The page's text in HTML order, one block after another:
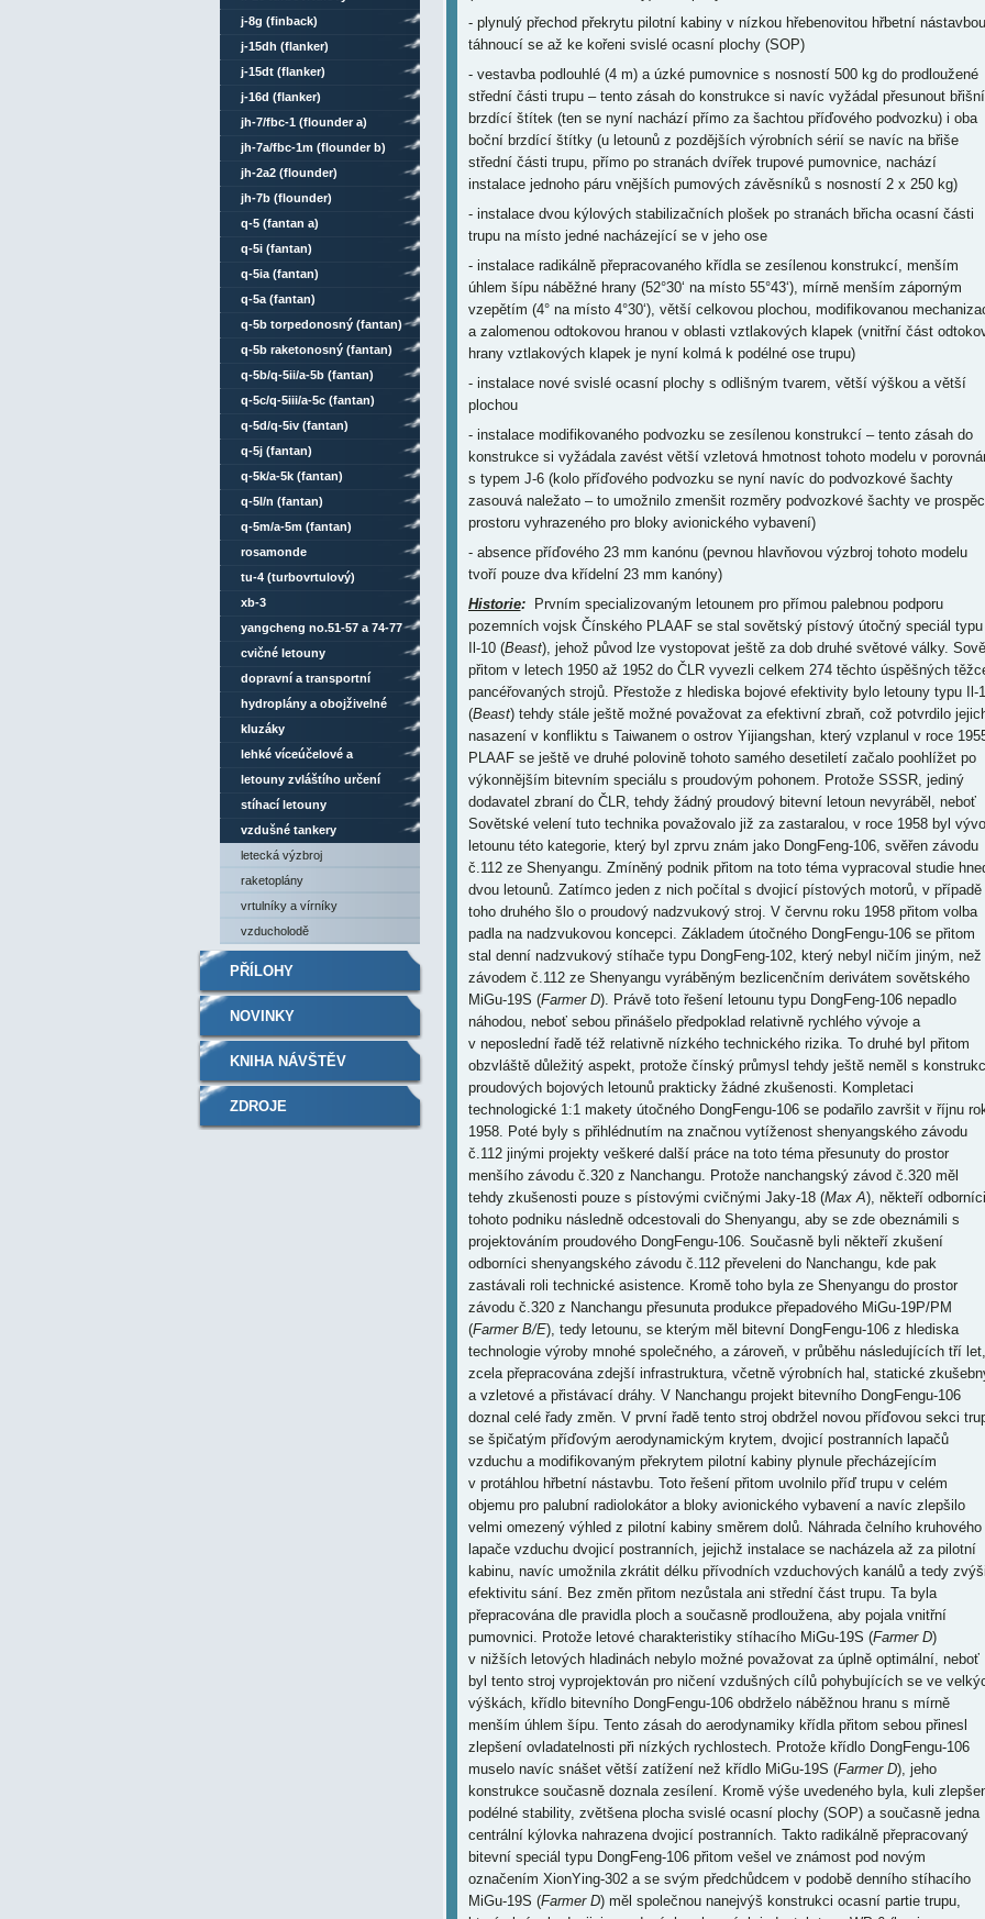
- plynulý přechod překrytu pilotní kabiny v nízkou hřebenovitou hřbetní nástavbou
táhnoucí se až ke kořeni svislé ocasní plochy (SOP)
- vestavba podlouhlé (4 m) a úzké pumovnice s nosností 500 kg do prodloužené
střední části trupu – tento zásah do konstrukce si navíc vyžádal přesunout břišní
brzdící štítek (ten se nyní nachází přímo za šachtou příďového podvozku) i oba
boční brzdící štítky (u letounů z pozdějších výrobních sérií se navíc na břiše
střední části trupu, přímo po stranách dvířek trupové pumovnice, nachází
instalace jednoho páru vnějších pumových závěsníků s nosností 2 x 250 kg)
- instalace dvou kýlových stabilizačních plošek po stranách břicha ocasní části
trupu na místo jedné nacházející se v jeho ose
- instalace radikálně přepracovaného křídla se zesílenou konstrukcí, menším
úhlem šípu náběžné hrany (52°30‘ na místo 55°43‘), mírně menším záporným
vzepětím (4° na místo 4°30‘), větší celkovou plochou, modifikovanou
a zalomenou odtokovou hranou v oblasti vztlakových klapek (vnitřní část
hrany vztlakových klapek je nyní kolmá k podélné ose trupu)
- instalace nové svislé ocasní plochy s odlišným tvarem, větší výškou a větší
plochou
- instalace modifikovaného podvozku se zesílenou konstrukcí – tento zásah do
konstrukce si vyžádala zavést větší vzletová hmotnost tohoto modelu v
s typem J-6 (kolo příďového podvozku se nyní navíc do podvozkové šachty
zasouvá naležato – to umožnilo zmenšit rozměry podvozkové šachty ve
prostoru vyhrazeného pro bloky avionického vybavení)
- absence příďového 23 mm kanónu (pevnou hlavňovou výzbroj tohoto modelu
tvoří pouze dva křídelní 23 mm kanóny)
Historie:Prvním specializovaným letounem pro přímou palebnou podporu
pozemních vojsk Čínského PLAAF se stal sovětský pístový útočný speciál typu
Il-10 (Beast), jehož původ lze vystopovat ještě za dob druhé světové války.
přitom v letech 1950 až 1952 do ČLR vyvezli celkem 274 těchto úspěšných
pancéřovaných strojů. Přestože z hlediska bojové efektivity bylo letouny typu Il-
(Beast) tehdy stále ještě možné považovat za efektivní zbraň, což potvrdilo
nasazení v konfliktu s Taiwanem o ostrov Yijiangshan, který vzplanul v roce
PLAAF se ještě ve druhé polovině tohoto samého desetiletí začalo poohlížet po
výkonnějším bitevním speciálu s proudovým pohonem. Protože SSSR, jediný
dodavatel zbraní do ČLR, tehdy žádný proudový bitevní letoun nevyráběl, neboť
Sovětské velení tuto technika považovalo již za zastaralou, v roce 1958 byl
letounu této kategorie, který byl zprvu znám jako DongFeng-106, svěřen závodu
č.112 ze Shenyangu. Zmíněný podnik přitom na toto téma vypracoval studie
dvou letounů. Zatímco jeden z nich počítal s dvojicí pístových motorů, v případě
toho druhého šlo o proudový nadzvukový stroj. V červnu roku 1958 přitom volba
padla na nadzvukovou koncepci. Základem útočného DongFengu-106 se přitom
stal denní nadzvukový stíhače typu DongFeng-102, který nebyl ničím jiným, než
závodem č.112 ze Shenyangu vyráběným bezlicenčním derivátem sovětského
MiGu-19S (Farmer D). Právě toto řešení letounu typu DongFeng-106 nepadlo
náhodou, neboť sebou přinášelo předpoklad relativně rychlého vývoje a
v neposlední řadě též relativně nízkého technického rizika. To druhé byl přitom
obzvláště důležitý aspekt, protože čínský průmysl tehdy ještě neměl s
proudových bojových letounů prakticky žádné zkušenosti. Kompletaci
technologické 1:1 makety útočného DongFengu-106 se podařilo završit v říjnu
1958. Poté byly s přihlédnutím na značnou vytíženost shenyangského závodu
č.112 jinými projekty veškeré další práce na toto téma přesunuty do prostor
menšího závodu č.320 z Nanchangu. Protože nanchangský závod č.320 měl
tehdy zkušenosti pouze s pístovými cvičnými Jaky-18 (Max A), někteří odborníci
tohoto podniku následně odcestovali do Shenyangu, aby se zde obeznámili s
projektováním proudového DongFengu-106. Současně byli někteří zkušení
odborníci shenyangského závodu č.112 převeleni do Nanchangu, kde pak
zastávali roli technické asistence. Kromě toho byla ze Shenyangu do prostor
závodu č.320 z Nanchangu přesunuta produkce přepadového MiGu-19P/PM
(Farmer B/E), tedy letounu, se kterým měl bitevní DongFengu-106 z hlediska
technologie výroby mnohé společného, a zároveň, v průběhu následujících tří let,
zcela přepracována zdejší infrastruktura, včetně výrobních hal, statické
a vzletové a přistávací dráhy. V Nanchangu projekt bitevního DongFengu-106
doznal celé řady změn. V první řadě tento stroj obdržel novou příďovou sekci
se špičatým příďovým aerodynamickým krytem, dvojicí postranních lapačů
vzduchu a modifikovaným překrytem pilotní kabiny plynule přecházejícím
v protáhlou hřbetní nástavbu. Toto řešení přitom uvolnilo příď trupu v celém
objemu pro palubní radiolokátor a bloky avionického vybavení a navíc zlepšilo
velmi omezený výhled z pilotní kabiny směrem dolů. Náhrada čelního kruhového
lapače vzduchu dvojicí postranních, jejichž instalace se nacházela až za pilotní
kabinu, navíc umožnila zkrátit délku přívodních vzduchových kanálů a tedy
efektivitu sání. Bez změn přitom nezůstala ani střední část trupu. Ta byla
přepracována dle pravidla ploch a současně prodloužena, aby pojala vnitřní
pumovnici. Protože letové charakteristiky stíhacího MiGu-19S (Farmer D)
v nižších letových hladinách nebylo možné považovat za úplně optimální, neboť
byl tento stroj vyprojektován pro ničení vzdušných cílů pohybujících se ve
výškách, křídlo bitevního DongFengu-106 obdrželo náběžnou hranu s mírně
menším úhlem šípu. Tento zásah do aerodynamiky křídla přitom sebou přinesl
zlepšení ovladatelnosti při nízkých rychlostech. Protože křídlo DongFengu-106
muselo navíc snášet větší zatížení než křídlo MiGu-19S (Farmer D), jeho
konstrukce současně doznala zesílení. Kromě výše uvedeného byla, kuli
podélné stability, zvětšena plocha svislé ocasní plochy (SOP) a současně jedna
centrální kýlovka nahrazena dvojicí postranních. Takto radikálně přepracovaný
bitevní speciál typu DongFeng-106 přitom vešel ve známost pod novým
označením XionYing-302 a se svým předchůdcem v podobě denního stíhacího
MiGu-19S (Farmer D) měl společnou nanejvýš konstrukci ocasní partie trupu,
j-8g (finback)
j-15dh (flanker)
j-15dt (flanker)
j-16d (flanker)
jh-7/fbc-1 (flounder a)
jh-7a/fbc-1m (flounder b)
jh-2a2 (flounder)
jh-7b (flounder)
q-5 (fantan a)
q-5i (fantan)
q-5ia (fantan)
q-5a (fantan)
q-5b torpedonosný (fantan)
q-5b raketonosný (fantan)
q-5b/q-5ii/a-5b (fantan)
q-5c/q-5iii/a-5c (fantan)
q-5d/q-5iv (fantan)
q-5j (fantan)
q-5k/a-5k (fantan)
q-5l/n (fantan)
q-5m/a-5m (fantan)
rosamonde
tu-4 (turbovrtulový)
xb-3
yangcheng no.51-57 a 74-77
cvičné letouny
dopravní a transportní
letouny
hydroplány a obojživelné
letouny
kluzáky
lehké víceúčelové a
sportovní letouny
letouny zvláštího určení
stíhací letouny
vzdušné tankery
letecká výzbroj
raketoplány
vrtulníky a vírníky
vzducholodě
PŘÍLOHY
NOVINKY
KNIHA NÁVŠTĚV
ZDROJE